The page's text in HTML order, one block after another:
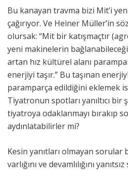
Bu kanayan travma bizi Mit’i
çağırıyor. Ve Heiner Müller’in
olursak: “Mit bir katışmaçtır
yeni makinelerin
artan hız kültürel alanı
enerjiyi taşır.” Bu taşınan
paramparça edildiğini eklemek
Tiyatronun spotları yanıltıcı bir
tiyatroya odaklanmayı bırakıp
aydınlatabilirler mi?
Kesin yanıtları olmayan
varlığını ve devamlılığını